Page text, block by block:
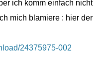
ich komm einfach nicht
mich blamiere : hier der
24375975-002